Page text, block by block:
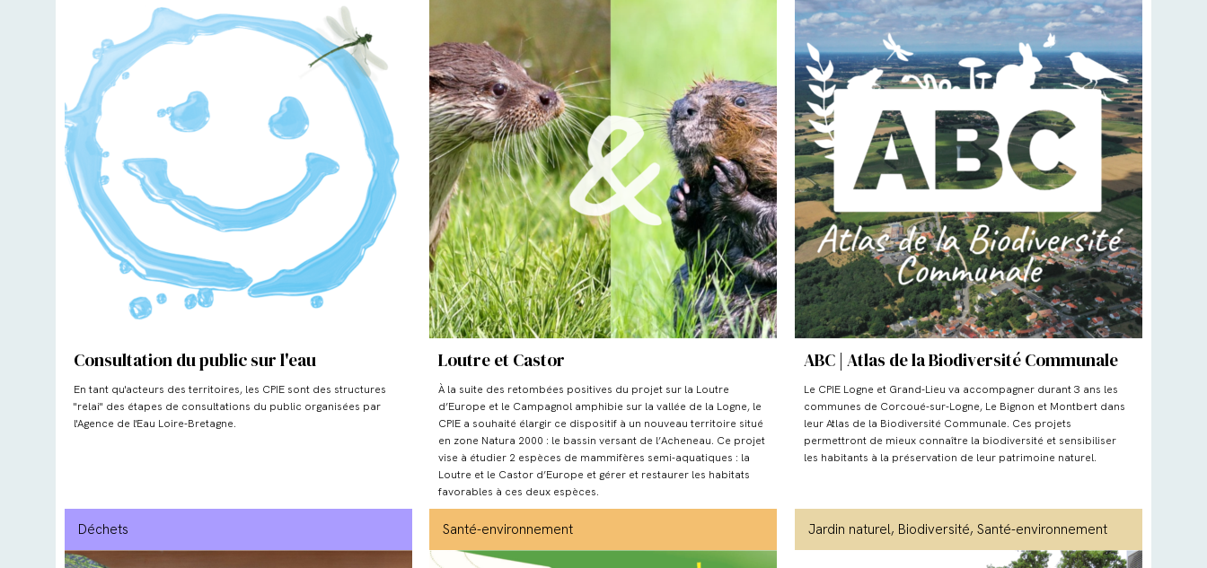
Consultation du public sur l'eau
En tant qu'acteurs des territoires, les CPIE sont des structures
"relai" des étapes de consultations du public organisées par
l'Agence de l'Eau Loire-Bretagne.
Loutre et Castor
À la suite des retombées positives du projet sur la Loutre
d’Europe et le Campagnol amphibie sur la vallée de la Logne, le
CPIE a souhaité élargir ce dispositif à un nouveau territoire situé
en zone Natura 2000 : le bassin versant de l’Acheneau. Ce projet
vise à étudier 2 espèces de mammifères semi-aquatiques : la
Loutre et le Castor d’Europe et gérer et restaurer les habitats
favorables à ces deux espèces.
ABC | Atlas de la Biodiversité Communale
Le CPIE Logne et Grand-Lieu va accompagner durant 3 ans les
communes de Corcoué-sur-Logne, Le Bignon et Montbert dans
leur Atlas de la Biodiversité Communale. Ces projets
permettront de mieux connaître la biodiversité et sensibiliser
les habitants à la préservation de leur patrimoine naturel.
Déchets Santé-environnement Jardin naturel, Biodiversité, Santé-environnement